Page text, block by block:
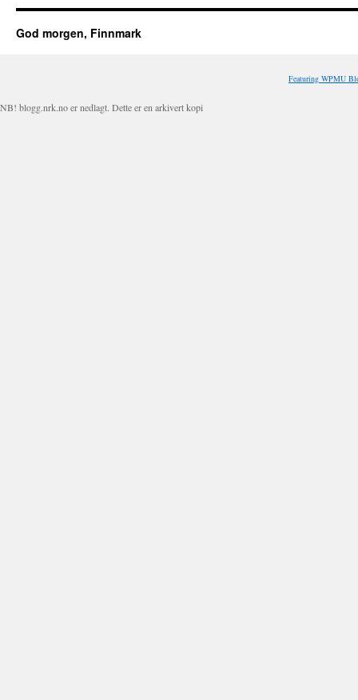
God morgen, Finnmark
Featuring WPMU
NB! blogg.nrk.no er nedlagt. Dette er en arkivert kopi